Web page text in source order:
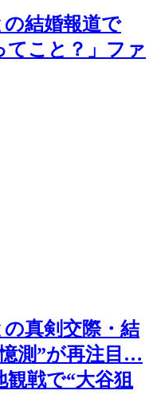
の結婚報道で
てこと？」ファ
真剣交際・結
測”が再注目…
戦で“大谷狙